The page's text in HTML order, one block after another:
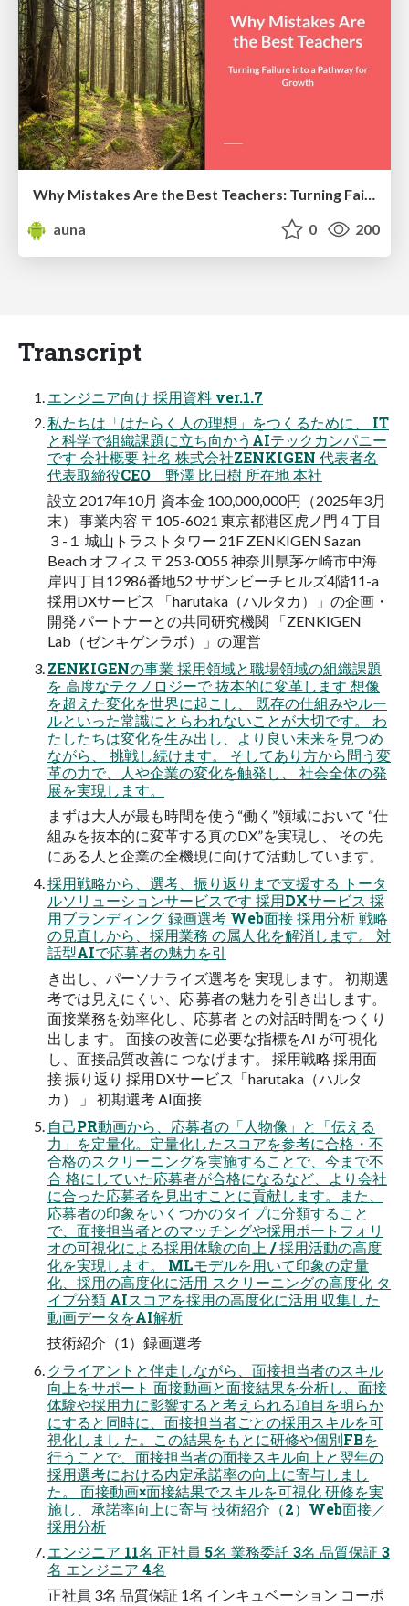
Why Mistakes Are the Best Teachers: Turning Failure into a Pathway for Growth
auna
0 200
Transcript
エンジニア向け 採用資料 ver.1.7
私たちは「はたらく人の理想」をつくるために、 IT
と科学で組織課題に立ち向かうAIテックカンパニー
です 会社概要 社名 株式会社ZENKIGEN 代表者名
代表取締役CEO 野澤 比日樹 所在地 本社
設立 2017年10月 資本金 100,000,000円（2025年3月
末） 事業内容 〒105-6021 東京都港区虎ノ門４丁目
３-１ 城山トラストタワー 21F ZENKIGEN Sazan
Beach オフィス 〒253-0055 神奈川県茅ケ崎市中海
岸四丁目12986番地52 サザンビーチヒルズ4階11-a
採用DXサービス 「harutaka（ハルタカ）」の企画・
開発 パートナーとの共同研究機関 「ZENKIGEN
Lab（ゼンキゲンラボ）」の運営
ZENKIGENの事業 採用領域と職場領域の組織課題
を 高度なテクノロジーで 抜本的に変革します 想像
を超えた変化を世界に起こし、 既存の仕組みやルー
ルといった常識にとらわれないことが大切です。 わ
たしたちは変化を生み出し、より良い未来を見つめ
ながら、 挑戦し続けます。 そしてあり方から問う変
革の力で、人や企業の変化を触発し、 社会全体の発
展を実現します。
まずは大人が最も時間を使う“働く”領域において “仕
組みを抜本的に変革する真のDX”を実現し、 その先
にある人と企業の全機現に向けて活動しています。
採用戦略から、選考、振り返りまで支援する トータ
ルソリューションサービスです 採用DXサービス 採
用ブランディング 録画選考 Web面接 採用分析 戦略
の見直しから、採用業務 の属人化を解消します。 対
話型AIで応募者の魅力を引
き出し、パーソナライズ選考を 実現します。 初期選
考では見えにくい、応 募者の魅力を引き出します。
面接業務を効率化し、応募者 との対話時間をつくり
出しま す。 面接の改善に必要な指標をAI が可視化
し、面接品質改善に つなげます。 採用戦略 採用面
接 振り返り 採用DXサービス「harutaka（ハルタ
カ） 」 初期選考 AI面接
自己PR動画から、応募者の「人物像」と「伝える
力」を定量化。定量化したスコアを参考に合格・不
合格のスクリーニングを実施することで、今まで不
合 格にしていた応募者が合格になるなど、より会社
に合った応募者を見出すことに貢献します。また、
応募者の印象をいくつかのタイプに分類すること
で、面接担当者とのマッチングや採用ポートフォリ
オの可視化による採用体験の向上 / 採用活動の高度
化を実現します。 MLモデルを用いて印象の定量
化、採用の高度化に活用 スクリーニングの高度化 タ
イプ分類 AIスコアを採用の高度化に活用 収集した
動画データをAI解析
技術紹介（1）録画選考
クライアントと伴走しながら、面接担当者のスキル
向上をサポート 面接動画と面接結果を分析し、面接
体験や採用力に影響すると考えられる項目を明らか
にすると同時に、面接担当者ごとの採用スキルを可
視化しまし た。この結果をもとに研修や個別FBを
行うことで、面接担当者の面接スキル向上と翌年の
採用選考における内定承諾率の向上に寄与しまし
た。 面接動画×面接結果でスキルを可視化 研修を実
施し、承諾率向上に寄与 技術紹介（2）Web面接／
採用分析
エンジニア 11名 正社員 5名 業務委託 3名 品質保証 3
名 エンジニア 4名
正社員 3名 品質保証 1名 インキュベーション コーポ